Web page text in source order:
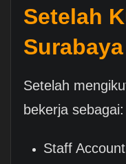
Setelah
Surabaya
Setelah
bekerja sebagai:
Staff